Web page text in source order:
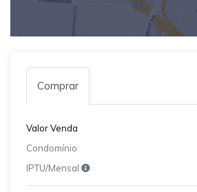
Comprar
Valor Venda
Condomínio
IPTU/Mensal